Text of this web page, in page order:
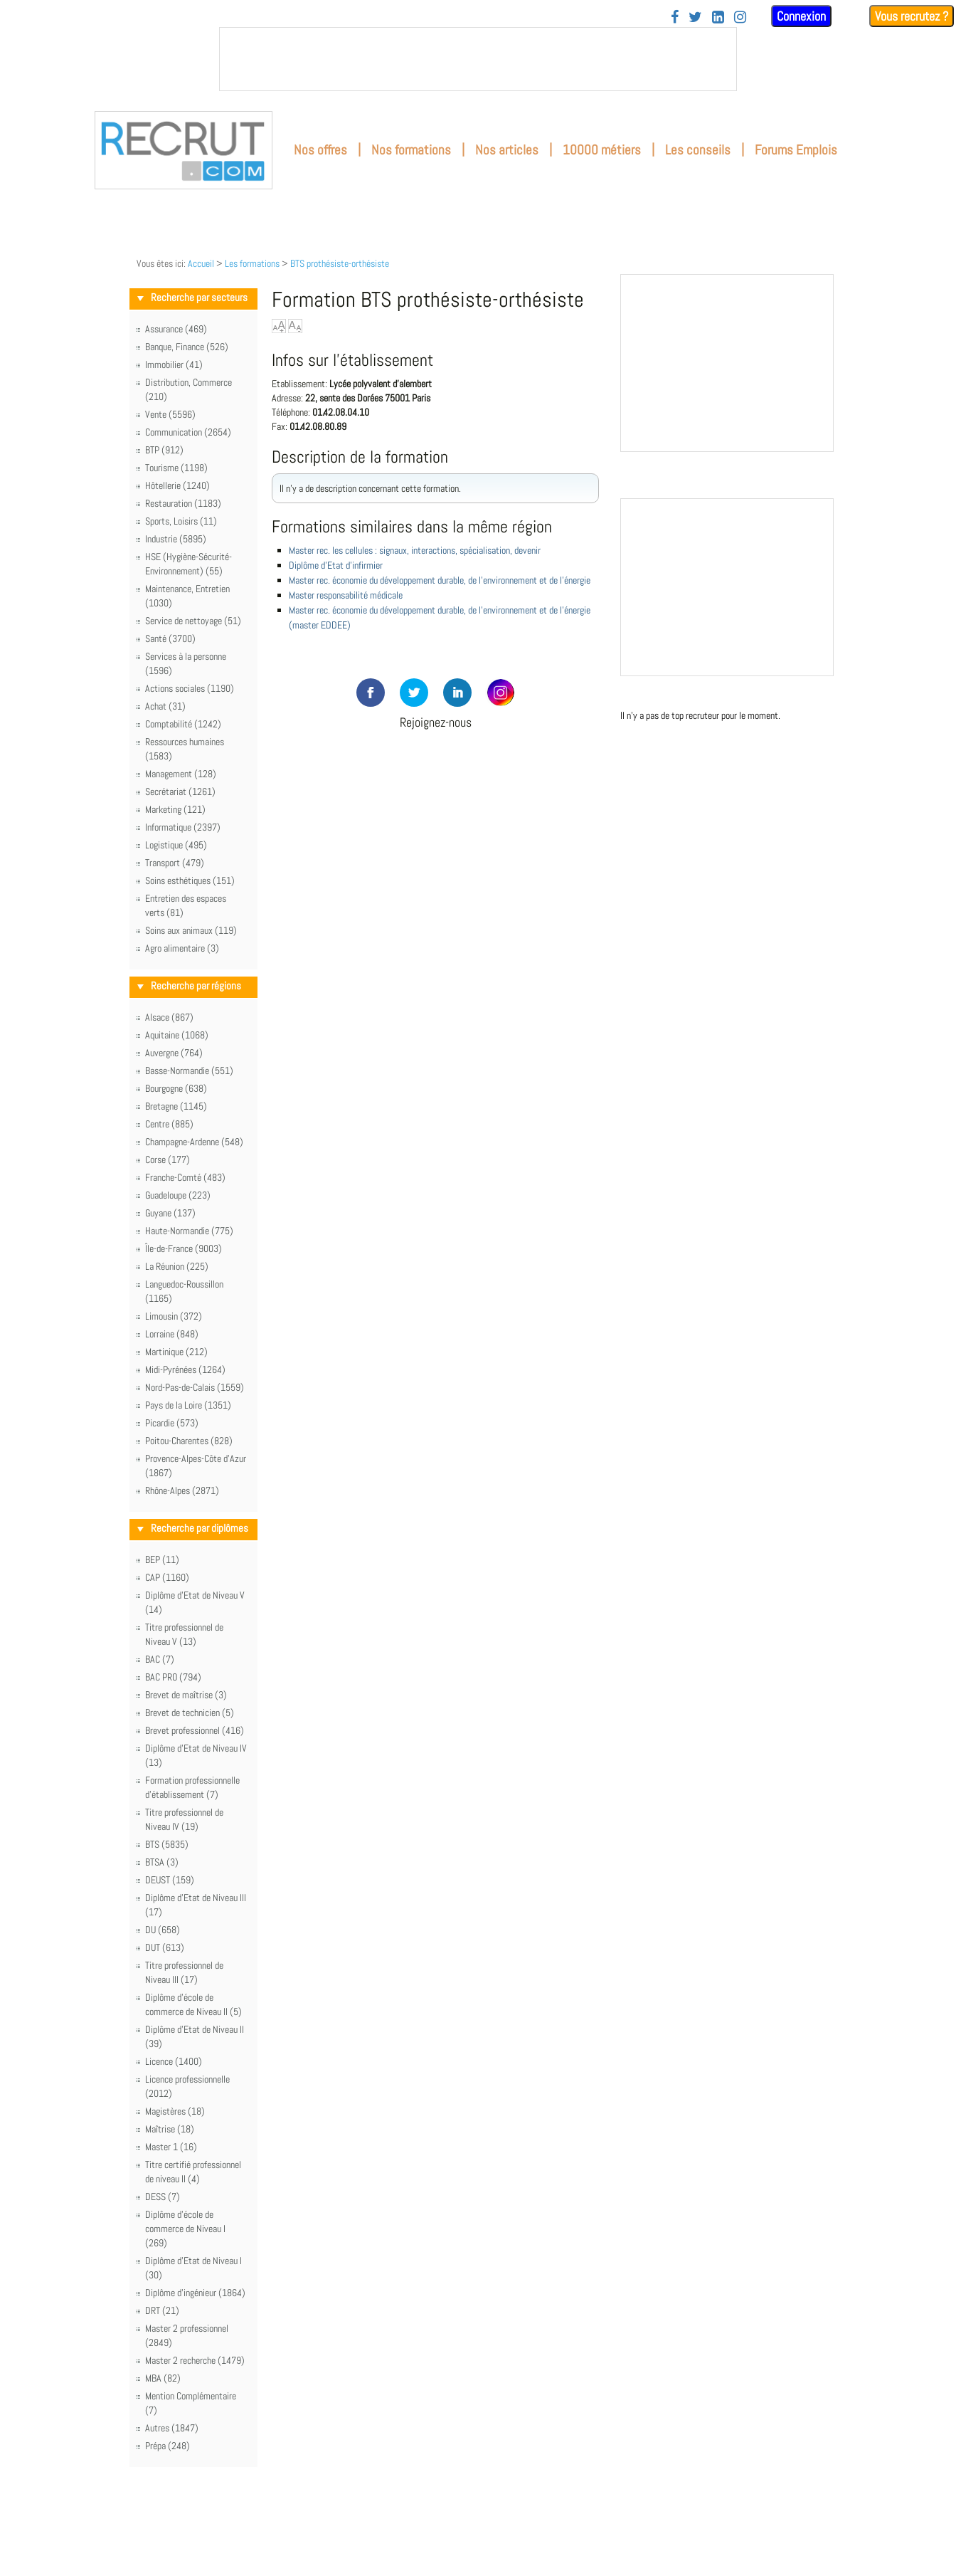
    Connexion Vous recrutez ?
Nos offres | Nos formations | Nos articles | 10000 métiers | Les conseils | Forums Emplois
Vous êtes ici: Accueil > Les formations > BTS prothésiste-orthésiste
Recherche par secteurs
Assurance (469)
Banque, Finance (526)
Immobilier (41)
Distribution, Commerce
(210)
Vente (5596)
Communication (2654)
BTP (912)
Tourisme (1198)
Hôtellerie (1240)
Restauration (1183)
Sports, Loisirs (11)
Industrie (5895)
HSE (Hygiène-Sécurité-
Environnement) (55)
Maintenance, Entretien
(1030)
Service de nettoyage (51)
Santé (3700)
Services à la personne
(1596)
Actions sociales (1190)
Achat (31)
Comptabilité (1242)
Ressources humaines
(1583)
Management (128)
Secrétariat (1261)
Marketing (121)
Informatique (2397)
Logistique (495)
Transport (479)
Soins esthétiques (151)
Entretien des espaces
verts (81)
Soins aux animaux (119)
Agro alimentaire (3)
Recherche par régions
Alsace (867)
Aquitaine (1068)
Auvergne (764)
Basse-Normandie (551)
Bourgogne (638)
Bretagne (1145)
Centre (885)
Champagne-Ardenne (548)
Corse (177)
Franche-Comté (483)
Guadeloupe (223)
Guyane (137)
Haute-Normandie (775)
Île-de-France (9003)
La Réunion (225)
Languedoc-Roussillon
(1165)
Limousin (372)
Lorraine (848)
Martinique (212)
Midi-Pyrénées (1264)
Nord-Pas-de-Calais (1559)
Pays de la Loire (1351)
Picardie (573)
Poitou-Charentes (828)
Provence-Alpes-Côte d'Azur
(1867)
Rhône-Alpes (2871)
Recherche par diplômes
BEP (11)
CAP (1160)
Diplôme d'Etat de Niveau V
(14)
Titre professionnel de
Niveau V (13)
BAC (7)
BAC PRO (794)
Brevet de maîtrise (3)
Brevet de technicien (5)
Brevet professionnel (416)
Diplôme d'Etat de Niveau IV
(13)
Formation professionnelle
d'établissement (7)
Titre professionnel de
Niveau IV (19)
BTS (5835)
BTSA (3)
DEUST (159)
Diplôme d'Etat de Niveau III
(17)
DU (658)
DUT (613)
Titre professionnel de
Niveau III (17)
Diplôme d'école de
commerce de Niveau II (5)
Diplôme d'Etat de Niveau II
(39)
Licence (1400)
Licence professionnelle
(2012)
Magistères (18)
Maîtrise (18)
Master 1 (16)
Titre certifié professionnel
de niveau II (4)
DESS (7)
Diplôme d'école de
commerce de Niveau I
(269)
Diplôme d'Etat de Niveau I
(30)
Diplôme d'ingénieur (1864)
DRT (21)
Master 2 professionnel
(2849)
Master 2 recherche (1479)
MBA (82)
Mention Complémentaire
(7)
Autres (1847)
Prépa (248)
Formation BTS prothésiste-orthésiste
Infos sur l'établissement
Etablissement: Lycée polyvalent d'alembert
Adresse: 22, sente des Dorées 75001 Paris
Téléphone: 01.42.08.04.10
Fax: 01.42.08.80.89
Description de la formation
Il n'y a de description concernant cette formation.
Formations similaires dans la même région
Master rec. les cellules : signaux, interactions, spécialisation, devenir
Diplôme d'Etat d'infirmier
Master rec. économie du développement durable, de l'environnement et de l'énergie
Master responsabilité médicale
Master rec. économie du développement durable, de l'environnement et de l'énergie
(master EDDEE)
Rejoignez-nous Il n'y a pas de top recruteur pour le moment.